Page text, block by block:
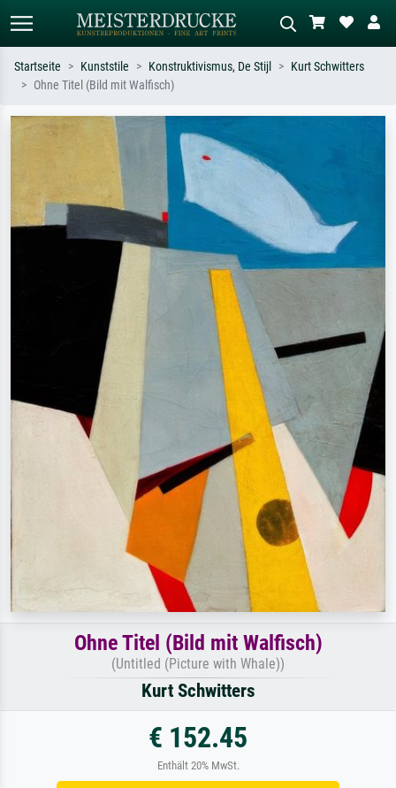
Suchen Sie nach Künstlern, Werktiteln
oder Stilen – z.B. Monet,
Sternennacht, Impressionismus, Welle
Wiese, Abstrakt mit viel Rot, Dunkles
Ölgemälde, Stehender Akt neben einem
Baum.
Startseite Kunststile Konstruktivismus, De Stijl
Kurt Schwitters
Ohne Titel (Bild mit Walfisch)
Ohne Titel (Bild mit Walfisch)
(Untitled (Picture with Whale))
Kurt Schwitters
€ 152.45
Enthält 20% MwSt.